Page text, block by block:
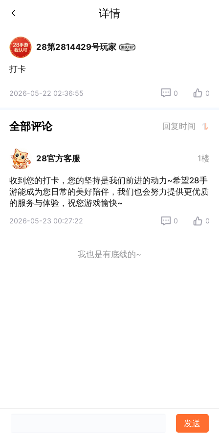
详情
28第2814429号玩家
打卡
2026-05-22 02:36:55 0 0
全部评论 回复时间
28官方客服 1楼
收到您的打卡，您的坚持是我们前进的动力~希望28手
游能成为您日常的美好陪伴，我们也会努力提供更优质
的服务与体验，祝您游戏愉快~
2026-05-23 00:27:22 0 0
我也是有底线的~
发送